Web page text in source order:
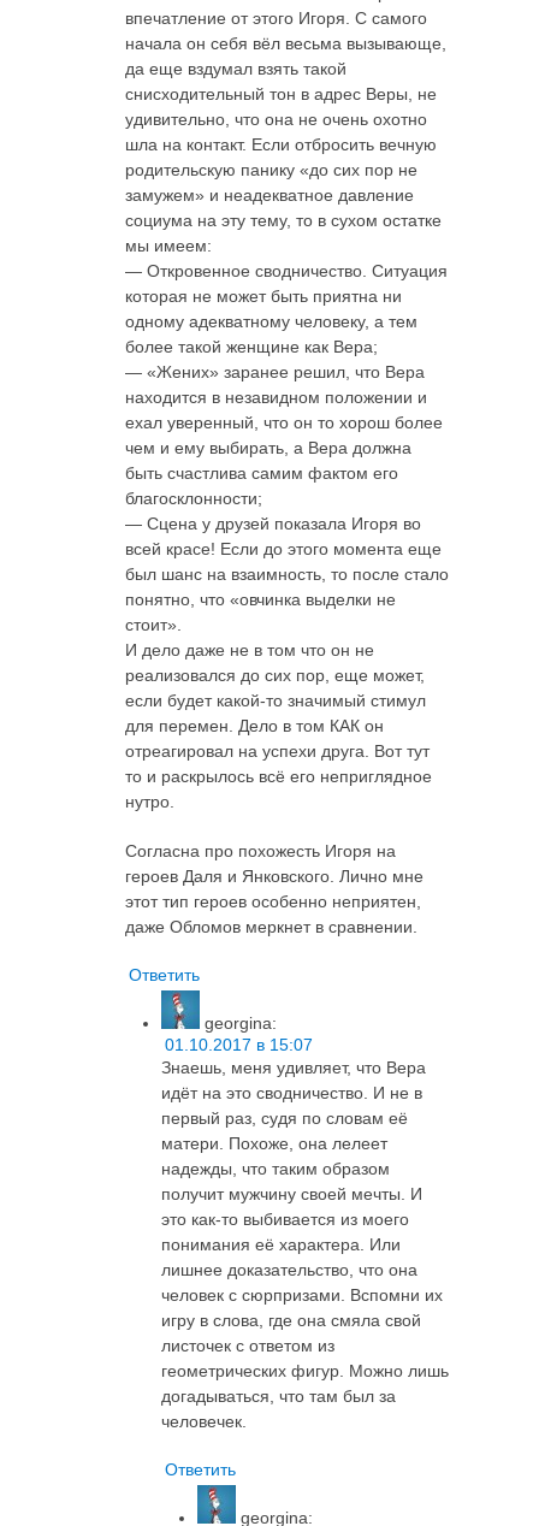
впечатление от этого Игоря. С самого
начала он себя вёл весьма вызывающе,
да еще вздумал взять такой
снисходительный тон в адрес Веры, не
удивительно, что она не очень охотно
шла на контакт. Если отбросить вечную
родительскую панику «до сих пор не
замужем» и неадекватное давление
социума на эту тему, то в сухом остатке
мы имеем:
— Откровенное сводничество. Ситуация
которая не может быть приятна ни
одному адекватному человеку, а тем
более такой женщине как Вера;
— «Жених» заранее решил, что Вера
находится в незавидном положении и
ехал уверенный, что он то хорош более
чем и ему выбирать, а Вера должна
быть счастлива самим фактом его
благосклонности;
— Сцена у друзей показала Игоря во
всей красе! Если до этого момента еще
был шанс на взаимность, то после стало
понятно, что «овчинка выделки не
стоит».
И дело даже не в том что он не
реализовался до сих пор, еще может,
если будет какой-то значимый стимул
для перемен. Дело в том КАК он
отреагировал на успехи друга. Вот тут
то и раскрылось всё его неприглядное
нутро.
Согласна про похожесть Игоря на
героев Даля и Янковского. Лично мне
этот тип героев особенно неприятен,
даже Обломов меркнет в сравнении.
Ответить
georgina:
01.10.2017 в 15:07
Знаешь, меня удивляет, что Вера
идёт на это сводничество. И не в
первый раз, судя по словам её
матери. Похоже, она лелеет
надежды, что таким образом
получит мужчину своей мечты. И
это как-то выбивается из моего
понимания её характера. Или
лишнее доказательство, что она
человек с сюрпризами. Вспомни их
игру в слова, где она смяла свой
листочек с ответом из
геометрических фигур. Можно лишь
догадываться, что там был за
человечек.
Ответить
georgina: